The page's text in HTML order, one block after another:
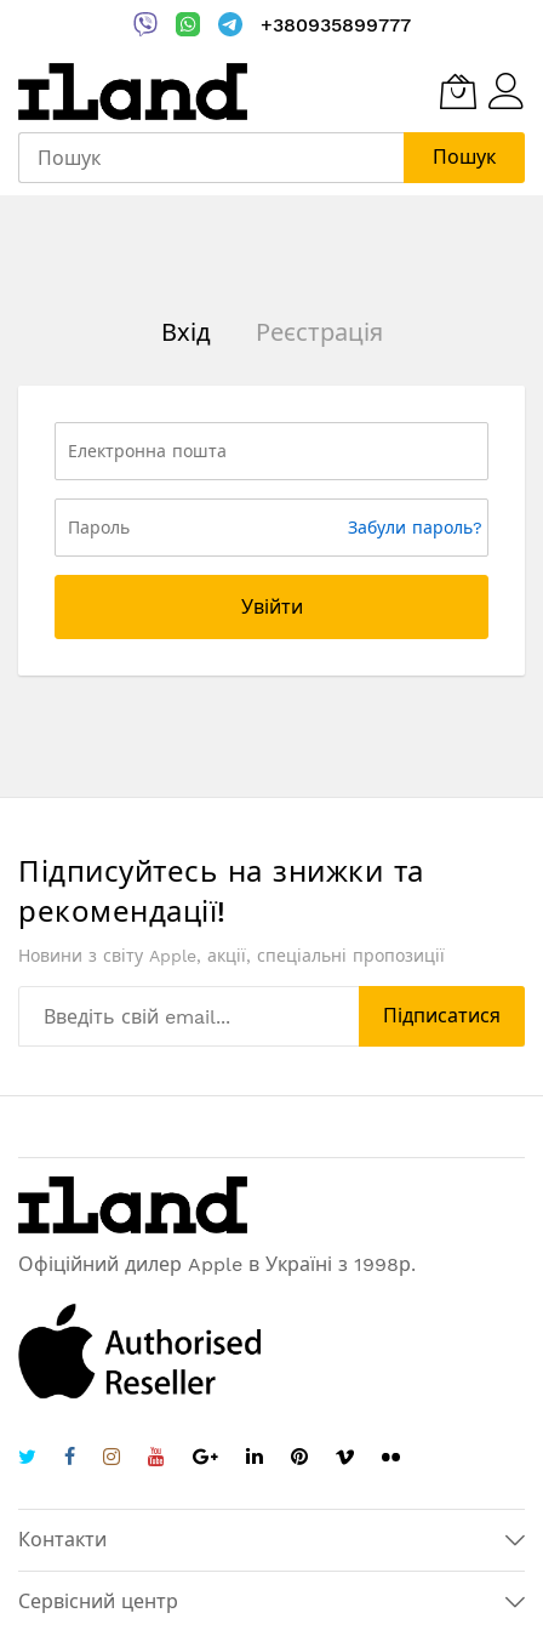
+380935899777
Пошук
Вхід Реєстрація
Забули пароль?
Увійти
Підписуйтесь на знижки та
рекомендації!
Новини з світу Apple, акції, спеціальні пропозиції
Підписатися
Офіційний дилер Apple в Україні з 1998р.
Контакти
Сервісний центр